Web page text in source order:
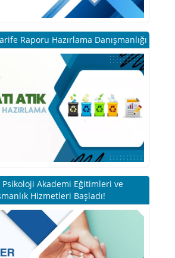
Raporu Hazırlama Danışmanlığı
Akademi Eğitimleri ve
Hizmetleri Başladı!